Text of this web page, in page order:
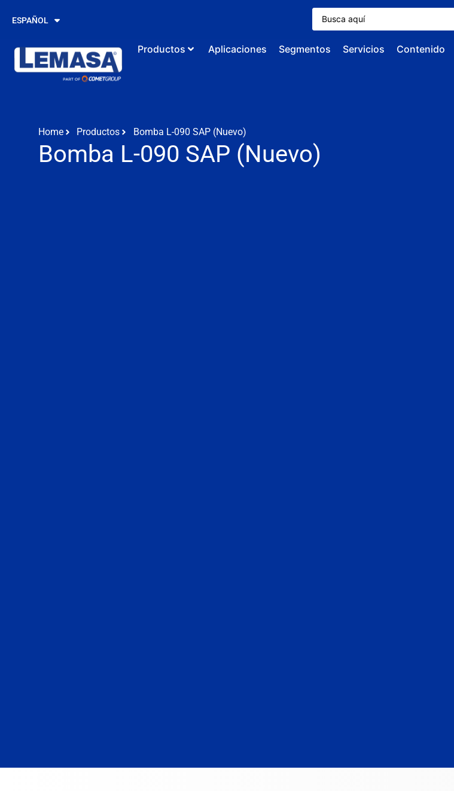
ESPAÑOL
ENGLISH
Productos Aplicaciones Segmentos Servicios Contenido
Home Productos Bomba L-090 SAP (Nuevo)
Bomba L-090 SAP (Nuevo)